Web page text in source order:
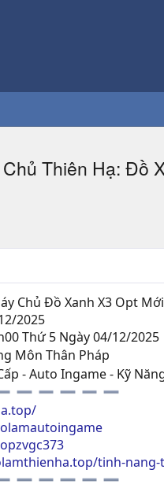
Thiên Hạ: Đồ
Chủ Đồ Xanh X3 Opt Mới
2025
Thứ 5 Ngày 04/12/2025
Môn Thân Pháp
- Auto Ingame - Kỹ
tinh-nang-